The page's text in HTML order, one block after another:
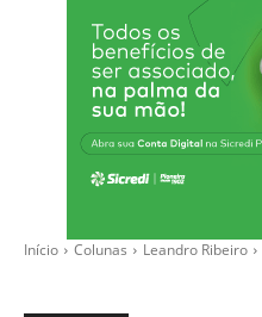
Início Colunas Leandro Ribeiro